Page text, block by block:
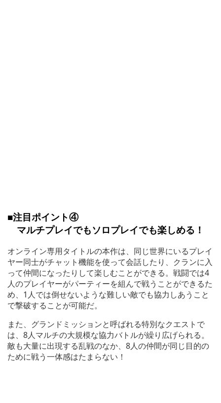
■注目ポイント④
マルチプレイでもソロプレイでも楽しめる！
オンライン専用タイトルの本作は、同じ世界にいるプレイ
ヤー同士がチャット機能を使って会話したり、クランに入
って仲間になったりして楽しむことができる。戦闘では4
人のプレイヤーがパーティーを組んで戦うことができるた
め、1人では倒せないような難しい敵でも協力しあうこと
で撃破することが可能だ。
また、グランドミッションと呼ばれる特別なクエストで
は、8人マルチの大規模な協力バトルが繰り広げられる。
敵も大量に出現する乱戦のなか、8人の仲間が同じ目的の
ために戦う一体感はたまらない！